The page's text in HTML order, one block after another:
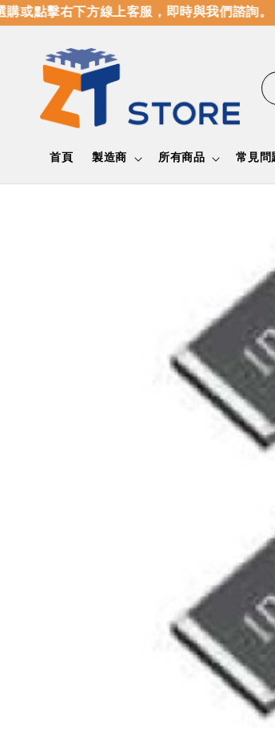
點擊右下方線上客服，即時與我們諮詢。
首頁 製造商 所有商品 常見問